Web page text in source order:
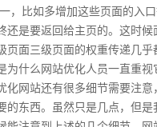
，比如多增加这些页面的入
还是要返回给主页的。这时候
页面三级页面的权重传递几乎
为什么网站优化人员一直重视
网站还有很多细节需要注意
的东西。虽然只是几点，但是